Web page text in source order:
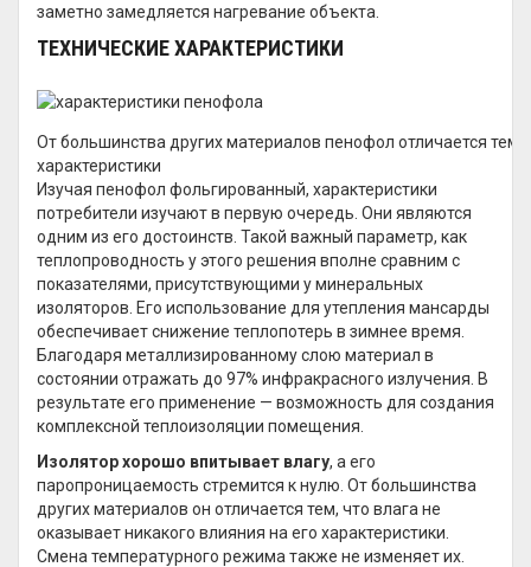
заметно замедляется нагревание объекта.
ТЕХНИЧЕСКИЕ ХАРАКТЕРИСТИКИ
От большинства других материалов пенофол отличается тем,
характеристики
Изучая пенофол фольгированный, характеристики
потребители изучают в первую очередь. Они являются
одним из его достоинств. Такой важный параметр, как
теплопроводность у этого решения вполне сравним с
показателями, присутствующими у минеральных
изоляторов. Его использование для утепления мансарды
обеспечивает снижение теплопотерь в зимнее время.
Благодаря металлизированному слою материал в
состоянии отражать до 97% инфракрасного излучения. В
результате его применение — возможность для создания
комплексной теплоизоляции помещения.
Изолятор хорошо впитывает влагу, а его
паропроницаемость стремится к нулю. От большинства
других материалов он отличается тем, что влага не
оказывает никакого влияния на его характеристики.
Смена температурного режима также не изменяет их.